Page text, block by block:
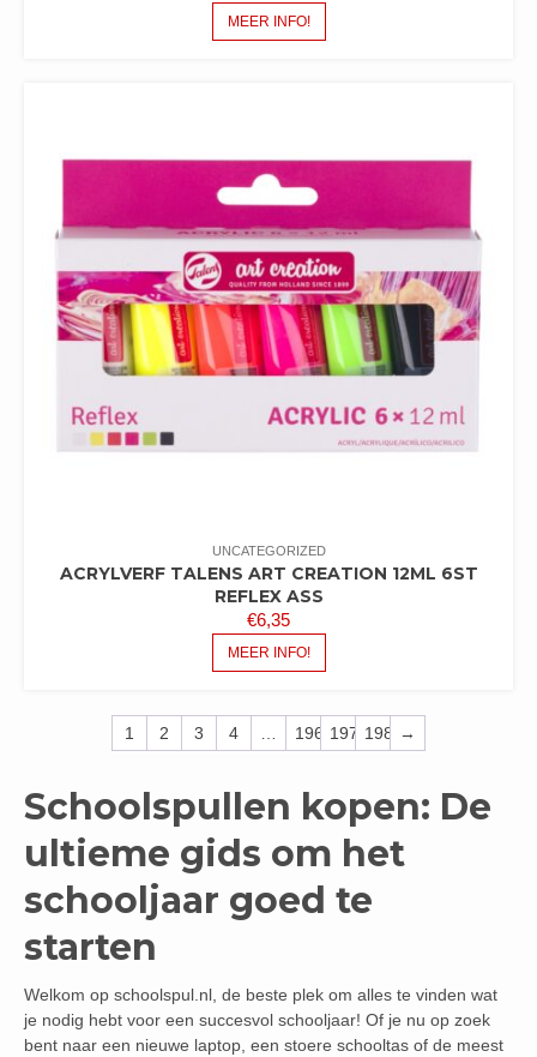
MEER INFO!
UNCATEGORIZED
ACRYLVERF TALENS ART CREATION 12ML 6ST
REFLEX ASS
€6,35
MEER INFO!
1 2 3 4 … 196 197 198 →
Schoolspullen kopen: De
ultieme gids om het
schooljaar goed te
starten
Welkom op schoolspul.nl, de beste plek om alles te vinden wat
je nodig hebt voor een succesvol schooljaar! Of je nu op zoek
bent naar een nieuwe laptop, een stoere schooltas of de meest